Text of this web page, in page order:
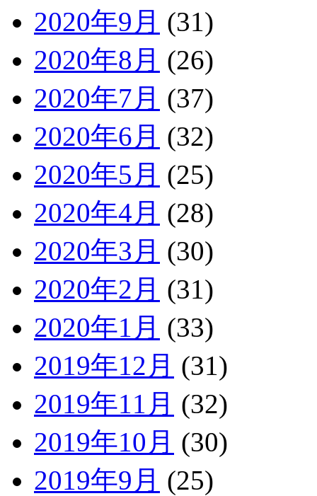
2020年9月 (31)
2020年8月 (26)
2020年7月 (37)
2020年6月 (32)
2020年5月 (25)
2020年4月 (28)
2020年3月 (30)
2020年2月 (31)
2020年1月 (33)
2019年12月 (31)
2019年11月 (32)
2019年10月 (30)
2019年9月 (25)